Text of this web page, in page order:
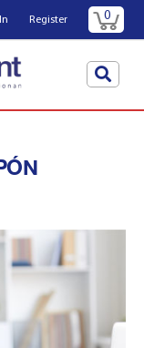
Register 0